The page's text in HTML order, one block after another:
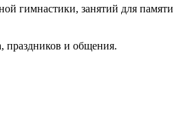
гимнастики, занятий для памяти
праздников и общения.